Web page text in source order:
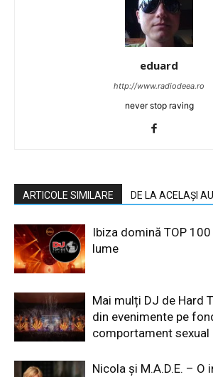
eduard
http://www.radiodeea.ro
never stop raving
ARTICOLE SIMILARE DE LA ACELAȘI
Ibiza domină TOP
lume
Mai mulți DJ de Hard
din evenimente pe
comportament sexual
Nicola și M.A.D.E. – O